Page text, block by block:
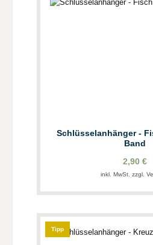
Schlüsselanhänger -
Band
2,90 €
inkl. MwSt. zzgl.
Tipp